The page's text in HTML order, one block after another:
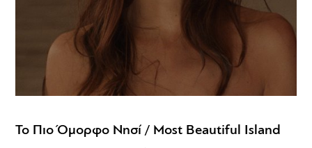
Το Πιο Όμορφο Νησί / Most Beautiful Island